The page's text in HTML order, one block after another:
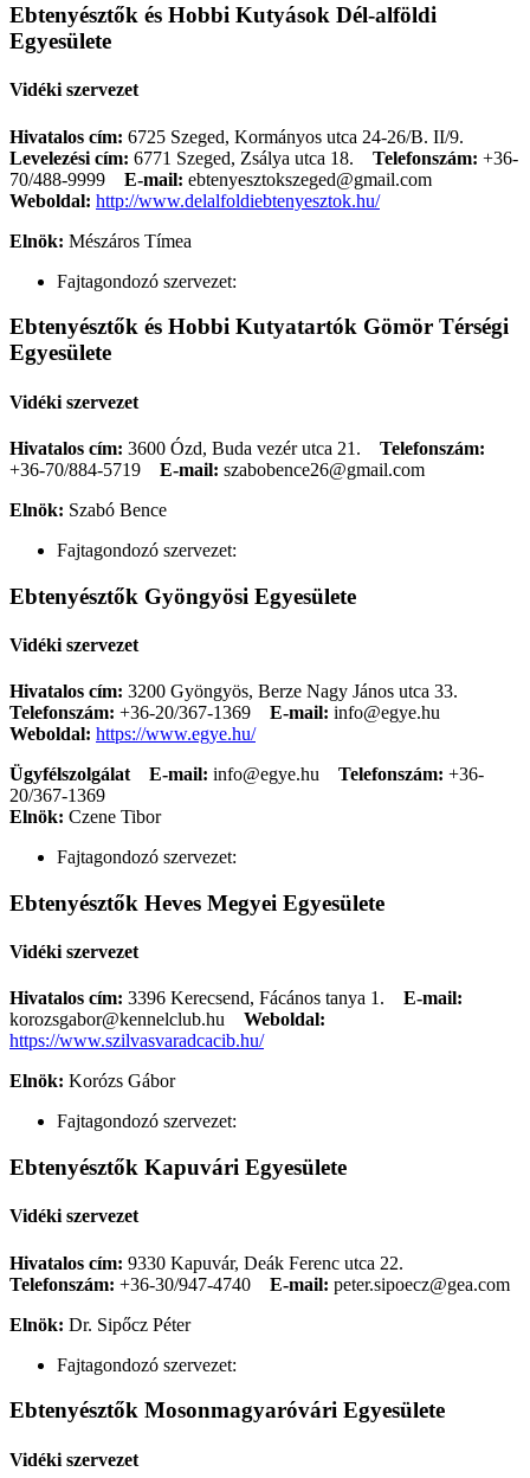
Ebtenyésztők és Hobbi Kutyások Dél-alföldi
Egyesülete
Vidéki szervezet
Hivatalos cím: 6725 Szeged, Kormányos utca 24-26/B. II/9.
Levelezési cím: 6771 Szeged, Zsálya utca 18. Telefonszám: +36-
70/488-9999
E-mail: ebtenyesztokszeged@gmail.com
Weboldal: http://www.delalfoldiebtenyesztok.hu/
Elnök: Mészáros Tímea
Fajtagondozó szervezet:
Ebtenyésztők és Hobbi Kutyatartók Gömör Térségi
Egyesülete
Vidéki szervezet
Hivatalos cím: 3600 Ózd, Buda vezér utca 21. Telefonszám:
+36-70/884-5719
E-mail: szabobence26@gmail.com
Elnök: Szabó Bence
Fajtagondozó szervezet:
Ebtenyésztők Gyöngyösi Egyesülete
Vidéki szervezet
Hivatalos cím: 3200 Gyöngyös, Berze Nagy János utca 33.
Telefonszám: +36-20/367-1369 E-mail: info@egye.hu
Weboldal: https://www.egye.hu/
Ügyfélszolgálat
E-mail: info@egye.hu Telefonszám: +36-
20/367-1369
Elnök: Czene Tibor
Fajtagondozó szervezet:
Ebtenyésztők Heves Megyei Egyesülete
Vidéki szervezet
Hivatalos cím: 3396 Kerecsend, Fácános tanya 1. E-mail:
korozsgabor@kennelclub.hu
Weboldal:
https://www.szilvasvaradcacib.hu/
Elnök: Korózs Gábor
Fajtagondozó szervezet:
Ebtenyésztők Kapuvári Egyesülete
Vidéki szervezet
Hivatalos cím: 9330 Kapuvár, Deák Ferenc utca 22.
Telefonszám: +36-30/947-4740 E-mail: peter.sipoecz@gea.com
Elnök: Dr. Sipőcz Péter
Fajtagondozó szervezet:
Ebtenyésztők Mosonmagyaróvári Egyesülete
Vidéki szervezet